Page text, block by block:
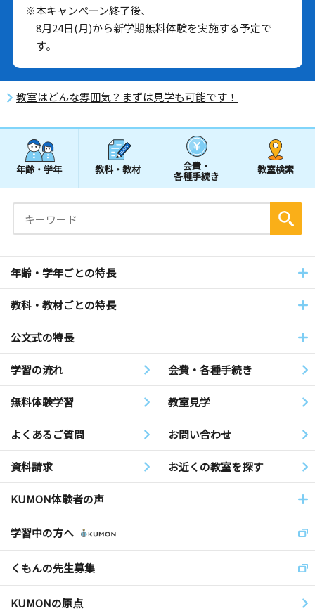
※本キャンペーン終了後、
8月24日(月)から新学期無料体験を実施する予定で
す。
教室はどんな雰囲気？まずは見学も可能です！
年齢・学年 教科・教材 会費・
各種手続き
教室検索
年齢・学年ごとの特長
教科・教材ごとの特長
公文式の特長
学習の流れ 会費・各種手続き
無料体験学習 教室見学
よくあるご質問 お問い合わせ
資料請求 お近くの教室を探す
KUMON体験者の声
学習中の方へ
くもんの先生募集
KUMONの原点